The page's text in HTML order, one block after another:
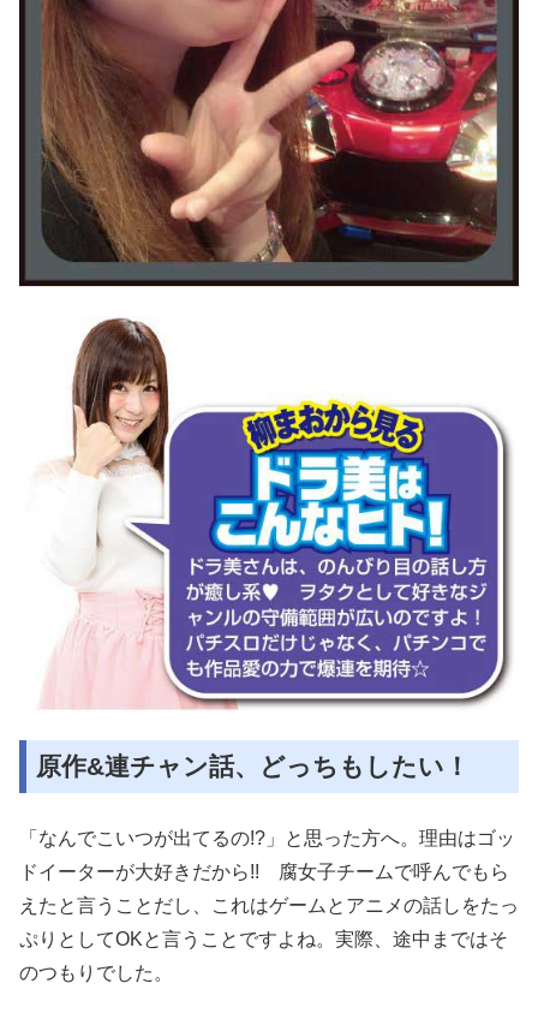
原作&連チャン話、どっちもしたい！
「なんでこいつが出てるの!?」と思った方へ。理由はゴッ
ドイーターが大好きだから!! 腐女子チームで呼んでもら
えたと言うことだし、これはゲームとアニメの話しをたっ
ぷりとしてOKと言うことですよね。実際、途中まではそ
のつもりでした。